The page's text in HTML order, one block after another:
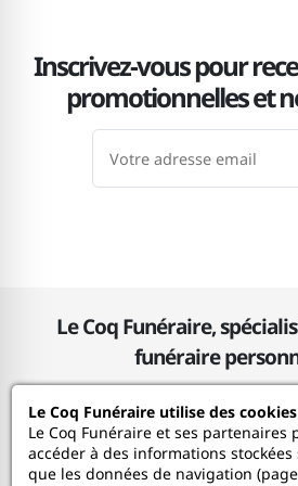
Inscrivez-vous pour
promotionnelles et
Le Coq Funéraire,
funéraire
Le Coq Funéraire
Le Coq Funéraire utilise des cookies
Le Coq Funéraire et ses partenaires
accéder à des informations
que les données de navigation